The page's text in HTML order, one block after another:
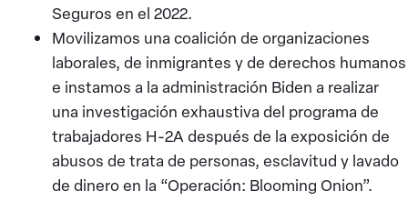
Seguros en el 2022.
Movilizamos una coalición de organizaciones
laborales, de inmigrantes y de derechos humanos
e instamos a la administración Biden a realizar
una investigación exhaustiva del programa de
trabajadores H-2A después de la exposición de
abusos de trata de personas, esclavitud y lavado
de dinero en la “Operación: Blooming Onion”.